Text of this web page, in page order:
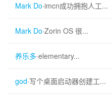
Mark Do·imcn成功拥抱人工...
Mark Do·Zorin OS 很...
养乐多·elementary...
god·写个桌面启动器创建工...